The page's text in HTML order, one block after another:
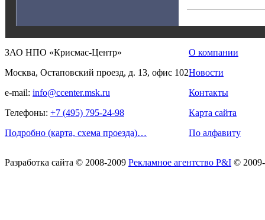
ЗАО НПО «Крисмас-Центр»
Москва, Остаповский проезд, д. 13, офис 102
e-mail: info@ccenter.msk.ru
Телефоны: +7 (495) 795-24-98
Подробно (карта, схема проезда)…
О компании
Новости
Контакты
Карта сайта
По алфавиту
Разработка сайта © 2008-2009 Рекламное агентство P&I ©